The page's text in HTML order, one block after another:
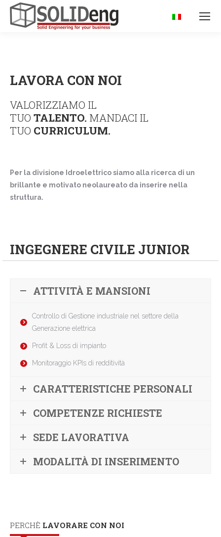
LAVORA CON NOI
VALORIZZIAMO IL
TUO TALENTO. MANDACI IL
TUO CURRICULUM.
Per la divisione Idroelettrico siamo alla ricerca di un
brillante e motivato neolaureato da inserire nella
struttura.
INGEGNERE CIVILE JUNIOR
ATTIVITÀ E MANSIONI
Controllo di Gestione industriale nel settore della
Generazione elettrica
Profit & Loss di impianto
Monitoraggio KPIs di redditività
CARATTERISTICHE PERSONALI
COMPETENZE RICHIESTE
SEDE LAVORATIVA
MODALITÀ DI INSERIMENTO
PERCHÈ LAVORARE CON NOI